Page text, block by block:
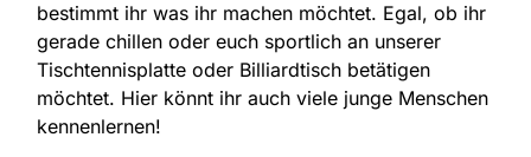
bestimmt ihr was ihr machen möchtet. Egal, ob ihr
gerade chillen oder euch sportlich an unserer
Tischtennisplatte oder Billiardtisch betätigen
möchtet. Hier könnt ihr auch viele junge Menschen
kennenlernen!